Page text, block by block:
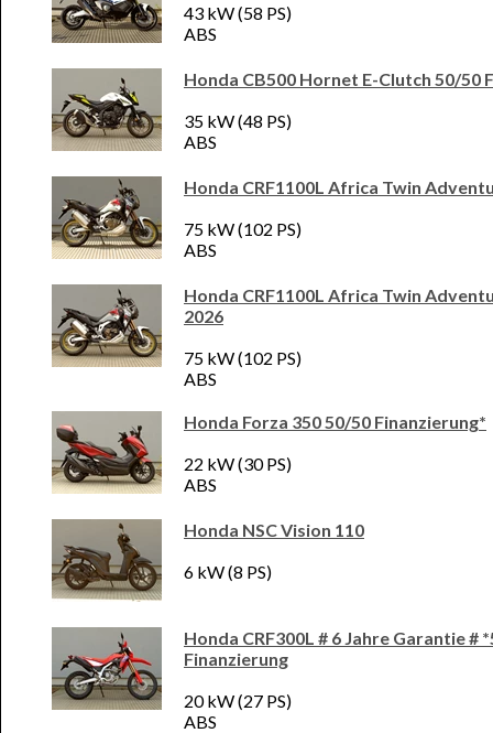
43 kW (58 PS)
ABS
Honda CB500 Hornet E-Clutch 50/50
35 kW (48 PS)
ABS
Honda CRF1100L Africa Twin
75 kW (102 PS)
ABS
Honda CRF1100L Africa Twin
2026
75 kW (102 PS)
ABS
Honda Forza 350 50/50 Finanzierung*
22 kW (30 PS)
ABS
Honda NSC Vision 110
6 kW (8 PS)
Honda CRF300L # 6 Jahre Garantie #
Finanzierung
20 kW (27 PS)
ABS